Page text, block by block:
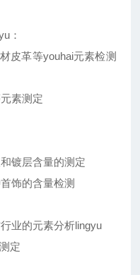
：
皮革等youhai元素检测
素测定
镀层含量的测定
饰的含量检测
业的元素分析lingyu
定